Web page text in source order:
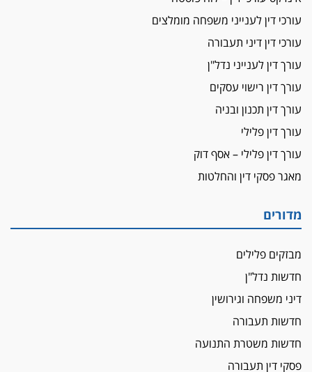
עורכי דין לענייני משפחה מומלצים
עורכי דין דיני תעבורה
עורך דין לענייני נדל"ן
עורך דין רישוי עסקים
עורך דין תכנון ובניה
עורך דין פלילי
עורך דין פלילי – אסף דוק
מאגר פסקי דין והחלטות
מדורים
מבזקים פלילים
חדשות נדל"ן
דיני משפחה וגירושין
חדשות תעבורה
חדשות משטרת התנועה
פסקי דין תעבורה